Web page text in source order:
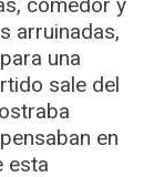
arruinadas,
una
sale del
en
esta